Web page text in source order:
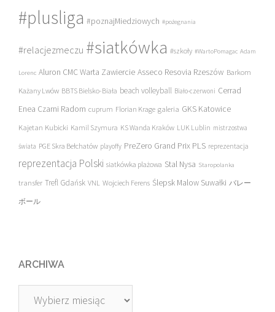
#plusliga #poznajMiedziowych #pożegnania
#relacjezmeczu #siatkówka #szkoły #WartoPomagac Adam
Lorenc Aluron CMC Warta Zawiercie Asseco Resovia Rzeszów Barkom
Każany Lwów BBTS Bielsko-Biała beach volleyball Biało-czerwoni Cerrad
Enea Czarni Radom cuprum Florian Krage galeria GKS Katowice
Kajetan Kubicki Kamil Szymura KS Wanda Kraków LUK Lublin mistrzostwa
świata PGE Skra Bełchatów playoffy PreZero Grand Prix PLS reprezentacja
reprezentacja Polski siatkówka plażowa Stal Nysa Staropolanka
transfer Trefl Gdańsk VNL Wojciech Ferens Ślepsk Malow Suwałki バレー
ボール
ARCHIWA
Archiwa